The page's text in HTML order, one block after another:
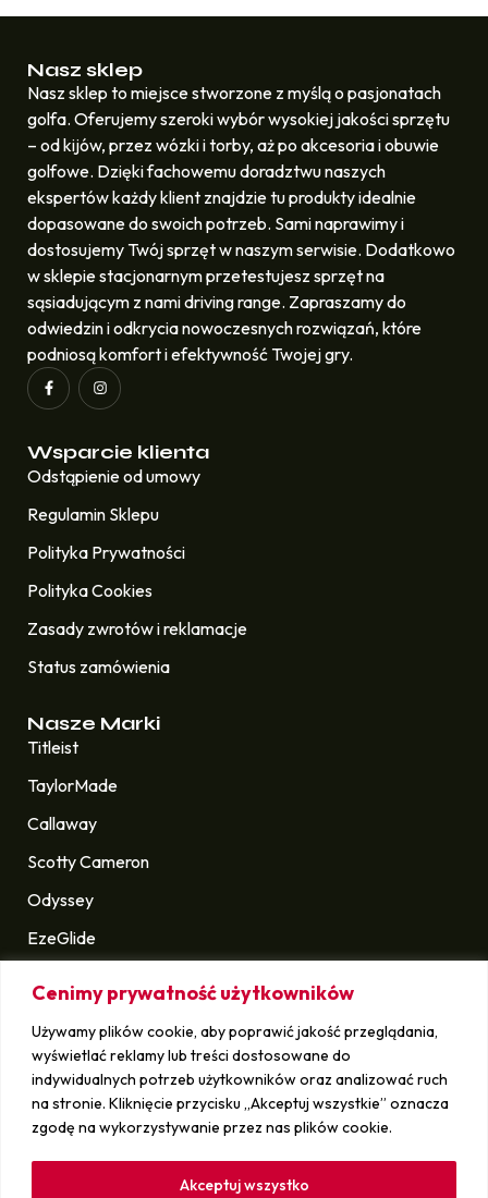
Cenimy prywatność użytkowników
Używamy plików cookie, aby poprawić jakość przeglądania,
wyświetlać reklamy lub treści dostosowane do
indywidualnych potrzeb użytkowników oraz analizować ruch
na stronie. Kliknięcie przycisku „Akceptuj wszystkie” oznacza
zgodę na wykorzystywanie przez nas plików cookie.
Akceptuj wszystko
Nasz sklep
Nasz sklep to miejsce stworzone z myślą o pasjonatach
golfa. Oferujemy szeroki wybór wysokiej jakości sprzętu
– od kijów, przez wózki i torby, aż po akcesoria i obuwie
golfowe. Dzięki fachowemu doradztwu naszych
ekspertów każdy klient znajdzie tu produkty idealnie
dopasowane do swoich potrzeb. Sami naprawimy i
dostosujemy Twój sprzęt w naszym serwisie. Dodatkowo
w sklepie stacjonarnym przetestujesz sprzęt na
sąsiadującym z nami driving range. Zapraszamy do
odwiedzin i odkrycia nowoczesnych rozwiązań, które
podniosą komfort i efektywność Twojej gry.
Wsparcie klienta
Odstąpienie od umowy
Regulamin Sklepu
Polityka Prywatności
Polityka Cookies
Zasady zwrotów i reklamacje
Status zamówienia
Nasze Marki
Titleist
TaylorMade
Callaway
Scotty Cameron
Odyssey
EzeGlide
i wiele innych
Sprawdź
Kontakt